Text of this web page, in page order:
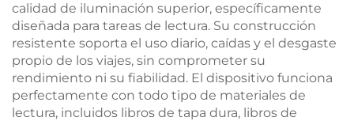
calidad de iluminación superior, específicamente
diseñada para tareas de lectura. Su construcción
resistente soporta el uso diario, caídas y el desgaste
propio de los viajes, sin comprometer su
rendimiento ni su fiabilidad. El dispositivo funciona
perfectamente con todo tipo de materiales de
lectura, incluidos libros de tapa dura, libros de